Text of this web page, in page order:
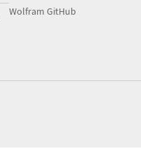
Wolfram GitHub